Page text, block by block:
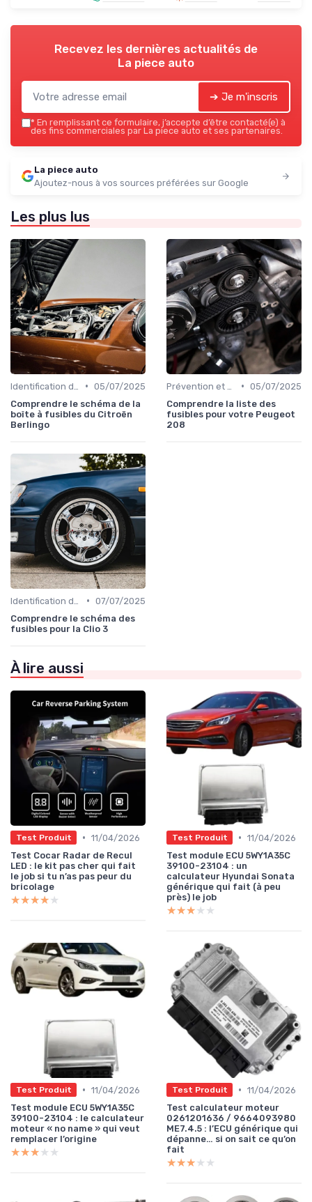
Recevez les dernières actualités de
La piece auto
➔ Je m'inscris
* En remplissant ce formulaire, j’accepte d’être contacté(e) à
des fins commerciales par La piece auto et ses partenaires.
La piece auto
Ajoutez-nous à vos sources préférées sur Google
Les plus lus
• 05/07/2025
Comprendre le schéma de la
boîte à fusibles du Citroën
Berlingo
• 05/07/2025
Comprendre la liste des
fusibles pour votre Peugeot
208
• 07/07/2025
Comprendre le schéma des
fusibles pour la Clio 3
À lire aussi
Test Produit • 11/04/2026
Test Cocar Radar de Recul
LED : le kit pas cher qui fait
le job si tu n’as pas peur du
bricolage
★★★★★
★★★★★
Test Produit • 11/04/2026
Test module ECU 5WY1A35C
39100-23104 : un
calculateur Hyundai Sonata
générique qui fait (à peu
près) le job
★★★★★
★★★★★
Test Produit • 11/04/2026
Test module ECU 5WY1A35C
39100-23104 : le calculateur
moteur « no name » qui veut
remplacer l’origine
★★★★★
★★★★★
Test Produit • 11/04/2026
Test calculateur moteur
0261201636 / 9664093980
ME7.4.5 : l’ECU générique qui
dépanne… si on sait ce qu’on
fait
★★★★★
★★★★★